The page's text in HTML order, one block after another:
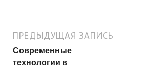
ПРЕДЫДУЩАЯ ЗАПИСЬ
Современные
технологии в